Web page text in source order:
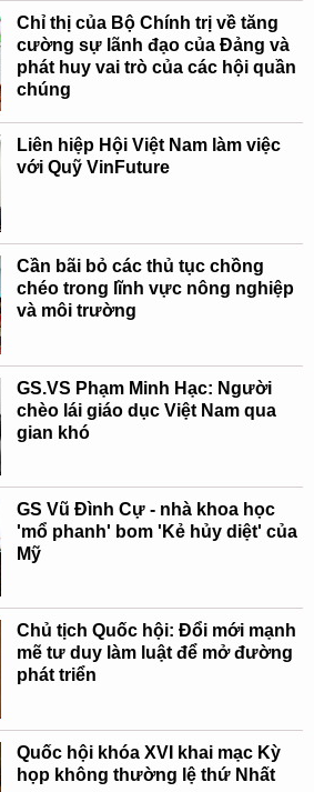
Chỉ thị của Bộ Chính trị về tăng
cường sự lãnh đạo của Đảng và
phát huy vai trò của các hội quần
chúng
Liên hiệp Hội Việt Nam làm việc
với Quỹ VinFuture
Cần bãi bỏ các thủ tục chồng
chéo trong lĩnh vực nông nghiệp
và môi trường
GS.VS Phạm Minh Hạc: Người
chèo lái giáo dục Việt Nam qua
gian khó
GS Vũ Đình Cự - nhà khoa học
'mổ phanh' bom 'Kẻ hủy diệt' của
Mỹ
Chủ tịch Quốc hội: Đổi mới mạnh
mẽ tư duy làm luật để mở đường
phát triển
Quốc hội khóa XVI khai mạc Kỳ
họp không thường lệ thứ Nhất